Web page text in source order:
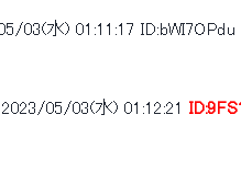
03(水) 01:11:17 ID:bWI7OPdu
2023/05/03(水) 01:12:21